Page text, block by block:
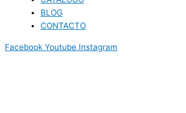
BLOG
CONTACTO
Facebook Youtube Instagram